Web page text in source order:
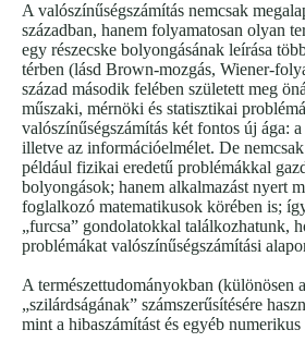
A valószínűségszámítás nemcsak
században, hanem folyamatosan olyan
egy részecske bolyongásának leírása
térben (lásd Brown-mozgás, Wiener-
század második felében született meg
műszaki, mérnöki és statisztikai
valószínűségszámítás két fontos új ága:
illetve az információelmélet. De
például fizikai eredetű problémákkal
bolyongások; hanem alkalmazást nyert
foglalkozó matematikusok körében is;
„furcsa” gondolatokkal találkozhatunk,
problémákat valószínűségszámítási
A természettudományokban (különösen
„szilárdságának” számszerűsítésére
mint a hibaszámítást és egyéb